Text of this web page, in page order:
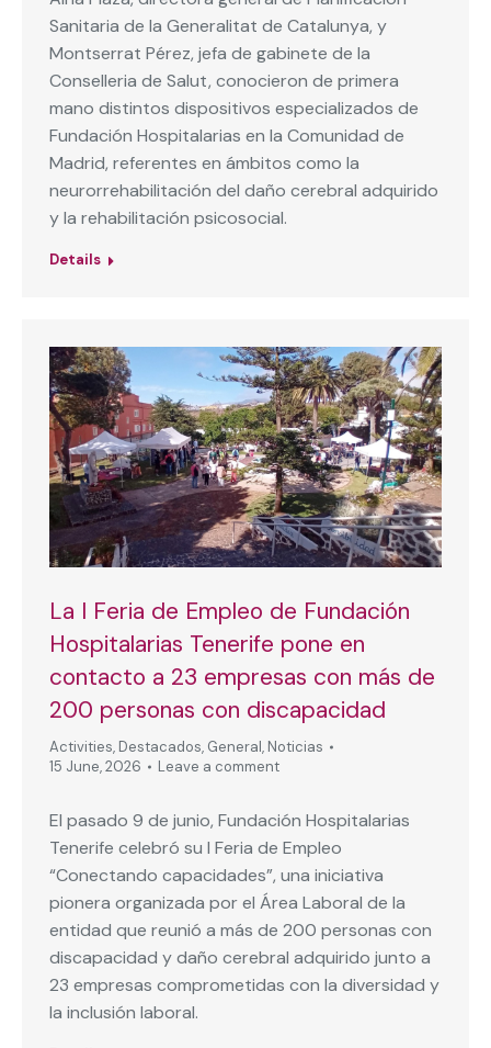
Sanitaria de la Generalitat de Catalunya, y
Montserrat Pérez, jefa de gabinete de la
Conselleria de Salut, conocieron de primera
mano distintos dispositivos especializados de
Fundación Hospitalarias en la Comunidad de
Madrid, referentes en ámbitos como la
neurorrehabilitación del daño cerebral adquirido
y la rehabilitación psicosocial.
Details
La I Feria de Empleo de Fundación
Hospitalarias Tenerife pone en
contacto a 23 empresas con más de
200 personas con discapacidad
Activities, Destacados, General, Noticias
15 June, 2026
Leave a comment
El pasado 9 de junio, Fundación Hospitalarias
Tenerife celebró su I Feria de Empleo
“Conectando capacidades”, una iniciativa
pionera organizada por el Área Laboral de la
entidad que reunió a más de 200 personas con
discapacidad y daño cerebral adquirido junto a
23 empresas comprometidas con la diversidad y
la inclusión laboral.